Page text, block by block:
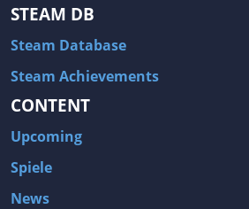
STEAM DB
Steam Database
Steam Achievements
CONTENT
Upcoming
Spiele
News